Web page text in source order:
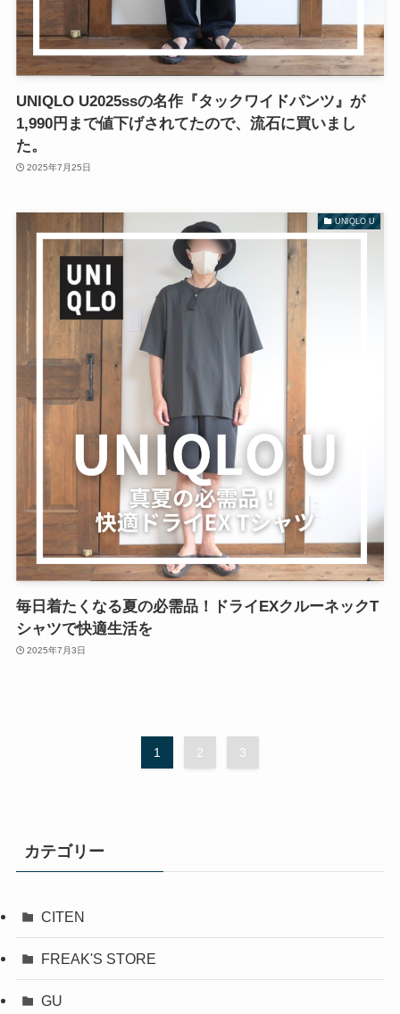
UNIQLO U2025ssの名作『タックワイドパンツ』が
1,990円まで値下げされてたので、流石に買いまし
た。
2025年7月25日
UNIQLO U
毎日着たくなる夏の必需品！ドライEXクルーネックT
シャツで快適生活を
2025年7月3日
1 2 3
カテゴリー
CITEN
FREAK'S STORE
GU